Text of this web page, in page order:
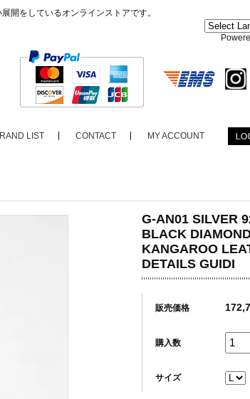
開をしているオンラインストアです。
LIST CONTACT MY ACCOUNT
G-AN01 SILVER
BLACK
KANGAROO
DETAILS GUIDI
販売価格
購入数
サイズ